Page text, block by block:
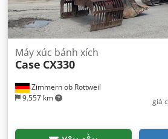
Zimmern ob Rottweil
9.557 km
Máy xúc bánh xích
Case CX330
giá